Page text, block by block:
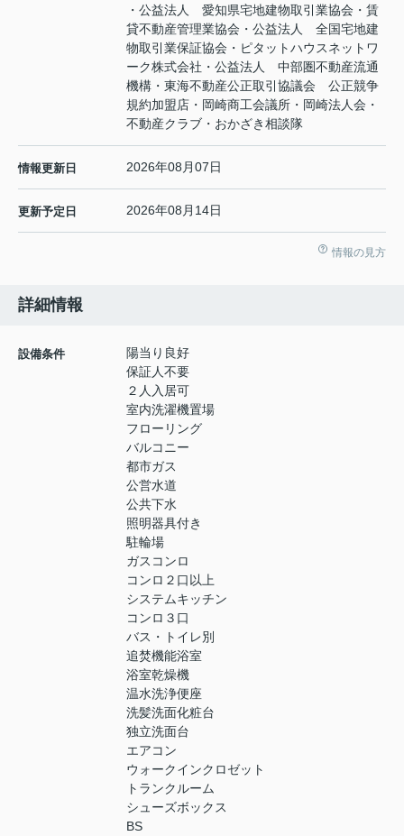
・公益法人 愛知県宅地建物取引業協会・賃
貸不動産管理業協会・公益法人 全国宅地建
物取引業保証協会・ピタットハウスネットワ
ーク株式会社・公益法人 中部圏不動産流通
機構・東海不動産公正取引協議会 公正競争
規約加盟店・岡崎商工会議所・岡崎法人会・
不動産クラブ・おかざき相談隊
情報更新日 2026年08月07日
更新予定日 2026年08月14日
情報の見方
詳細情報
設備条件
陽当り良好
保証人不要
２人入居可
室内洗濯機置場
フローリング
バルコニー
都市ガス
公営水道
公共下水
照明器具付き
駐輪場
ガスコンロ
コンロ２口以上
システムキッチン
コンロ３口
バス・トイレ別
追焚機能浴室
浴室乾燥機
温水洗浄便座
洗髪洗面化粧台
独立洗面台
エアコン
ウォークインクロゼット
トランクルーム
シューズボックス
BS